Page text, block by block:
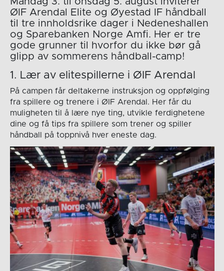
ØIF Arendal Elite og Øyestad IF håndball
til tre innholdsrike dager i Nedeneshallen
og Sparebanken Norge Amfi. Her er tre
gode grunner til hvorfor du ikke bør gå
glipp av sommerens håndball-camp!
1. Lær av elitespillerne i ØIF Arendal
På campen får deltakerne instruksjon og oppfølging
fra spillere og trenere i ØIF Arendal. Her får du
muligheten til å lære nye ting, utvikle ferdighetene
dine og få tips fra spillere som trener og spiller
håndball på toppnivå hver eneste dag.